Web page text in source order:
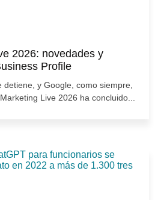
2026: novedades y
Profile
detiene, y Google, como siempre,
Live 2026 ha concluido...